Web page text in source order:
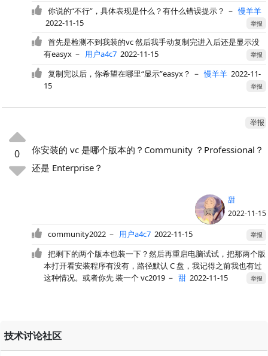
你说的“不行”，具体表现是什么？有什么错误提示？ －慢羊羊
2022-11-15
举报
首先是检测不到我装的vc 然后我手动复制完进入后还是显示没
有easyx － 用户a4c7 2022-11-15 举报
复制完以后，你希望在哪里“显示”easyx？ －慢羊羊 2022-11-
15
举报
举报
0
你安装的 vc 是哪个版本的？Community ？Professional？
还是 Enterprise？
甜
2022-11-15
community2022 － 用户a4c7 2022-11-15 举报
把剩下的两个版本也装一下？然后再重启电脑试试，把那两个版
本打开看安装程序有没有，路径默认 C 盘，我记得之前我也有过
这种情况。或者你先 装一个 vc2019 － 甜 2022-11-15 举报
技术讨论社区